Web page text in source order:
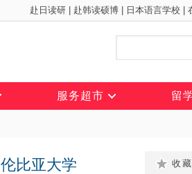
赴日读研 赴韩读硕博 日本语言学校
服务超市 留
比亚大学 收藏